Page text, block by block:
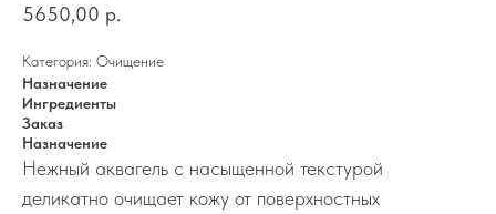
5650,00 р.
Категория: Очищение
Назначение
Ингредиенты
Заказ
Назначение
Нежный аквагель с насыщенной текстурой
деликатно очищает кожу от поверхностных